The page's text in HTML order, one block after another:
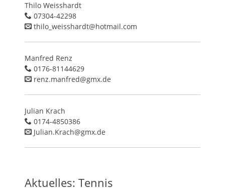
Thilo Weisshardt
07304-42298
thilo_weisshardt@hotmail.com
Manfred Renz
0176-81144629
renz.manfred@gmx.de
Julian Krach
0174-4850386
Julian.Krach@gmx.de
Aktuelles: Tennis